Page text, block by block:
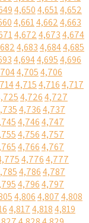
4,6504,6514,652
4,6614,6624,663
4,6724,6734,674
4,6834,6844,685
4,6944,6954,696
4,7054,706
4,7154,7164,717
4,7264,727
4,7364,737
4,7464,747
4,7564,757
4,7664,767
4,7764,777
4,7864,787
4,7964,797
4,8064,8074,808
4,8174,8184,819